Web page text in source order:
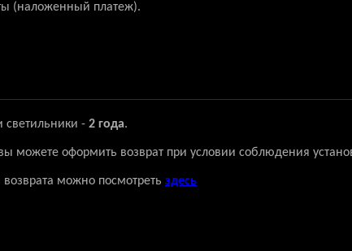
(наложенный платеж).
светильники - 2 года.
можете оформить возврат при условии соблюдения
можно посмотреть здесь